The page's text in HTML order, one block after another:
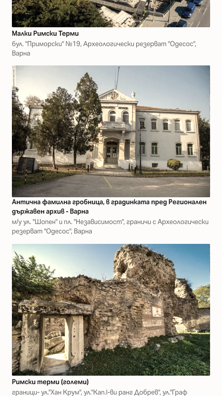
Малки Римски Терми
бул. "Приморски" №19, Археологически резерват "Одесос",
Варна
Антична фамилна гробница, в градинката пред Регионален
държавен архив - Варна
м/у ул. "Шопен" и пл. "Независимост", граничи с Археологически
резерват "Одесос", Варна
Римски терми (големи)
граници- ул."Хан Крум", ул."Кап.I-ви ранг Добрев", ул."Граф